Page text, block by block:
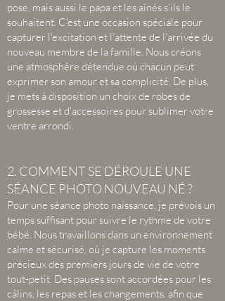
pose, mais aussi le papa et les aînés s'ils le
souhaitent. C'est une occasion spéciale pour
capturer l'excitation et l'attente de l'arrivée du
nouveau membre de la famille. Nous créons
une atmosphère détendue où chacun peut
exprimer son amour et sa complicité. De plus,
je mets à disposition un choix de robes de
grossesse et d'accessoires pour sublimer votre
ventre arrondi.
2. COMMENT SE DÉROULE UNE
SÉANCE PHOTO NOUVEAU NÉ ?
Pour une séance photo naissance, je prévois un
temps suffisant pour suivre le rythme de votre
bébé. Nous travaillons dans un environnement
calme et sécurisé, où je capture les moments
précieux des premiers jours de vie de votre
tout-petit. Des pauses sont accordées pour les
câlins, les repas et les changements, afin que